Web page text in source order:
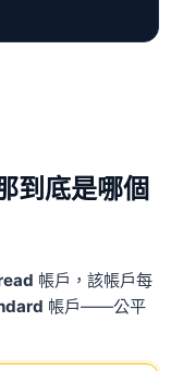
到底是哪個
帳戶，該帳戶每
帳戶——公平